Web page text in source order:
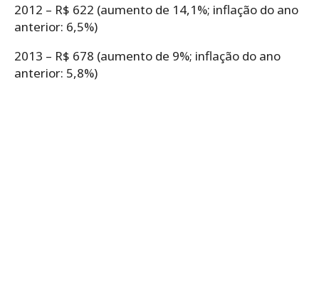
2012 – R$ 622 (aumento de 14,1%; inflação do ano
anterior: 6,5%)
2013 – R$ 678 (aumento de 9%; inflação do ano
anterior: 5,8%)